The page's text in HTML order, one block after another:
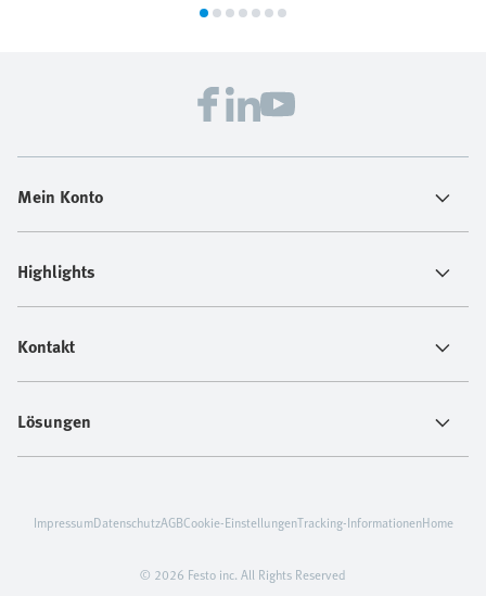
Mein Konto
Highlights
Kontakt
Lösungen
© 2026 Festo inc. All Rights Reserved
ImpressumDatenschutzAGBCookie-EinstellungenTracking-InformationenHome